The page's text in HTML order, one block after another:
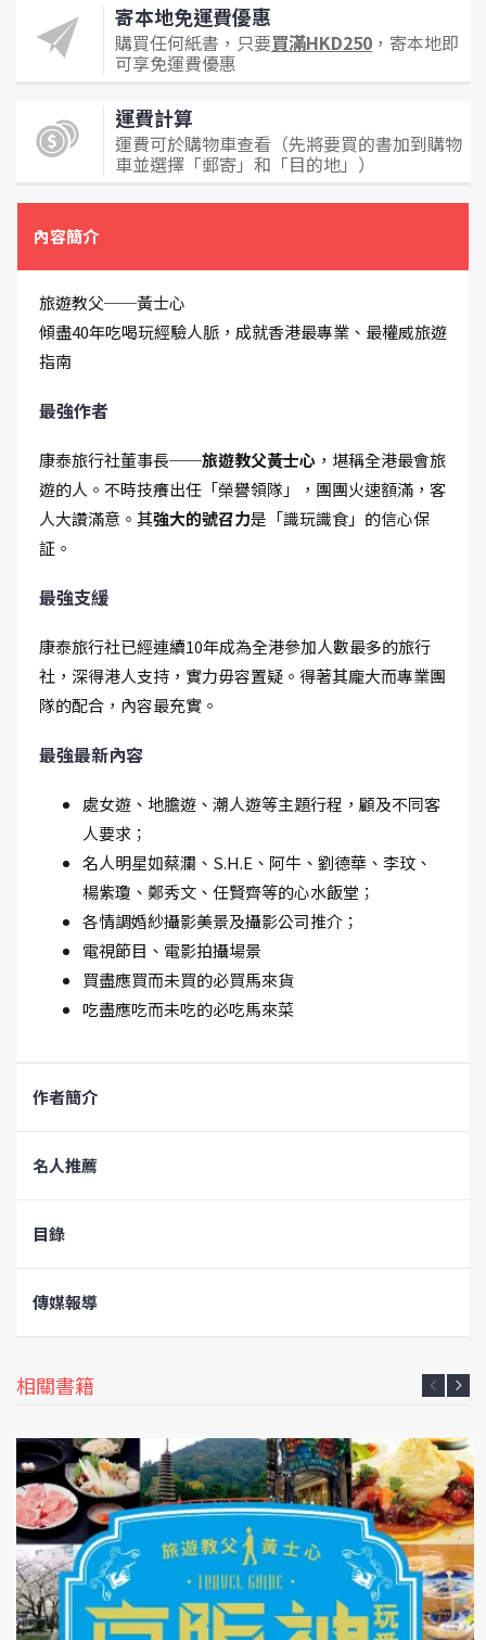
寄本地免運費優惠
購買任何紙書，只要買滿HKD250 ，寄本地即
可享免運費優惠
運費計算
運費可於購物車查看（先將要買的書加到購物
車並選擇「郵寄」和「目的地」）
內容簡介
旅遊教父──黃士心
傾盡40年吃喝玩經驗人脈，成就香港最專業、最權威旅遊
指南
最強作者
康泰旅行社董事長──旅遊教父黃士心 ，堪稱全港最會旅
遊的人。不時技癢出任「榮譽領隊」，團團火速額滿，客
人大讚滿意。其強大的號召力是「識玩識食」的信心保
証。
最強支緩
康泰旅行社已經連續10年成為全港參加人數最多的旅行
社，深得港人支持，實力毋容置疑。得著其龐大而專業團
隊的配合，內容最充實。
最強最新內容
處女遊、地膽遊、潮人遊等主題行程，顧及不同客
人要求；
名人明星如蔡瀾、S.H.E、阿牛、劉德華、李玟、
楊紫瓊、鄭秀文、任賢齊等的心水飯堂；
各情調婚紗攝影美景及攝影公司推介；
電視節目、電影拍攝場景
買盡應買而未買的必買馬來貨
吃盡應吃而未吃的必吃馬來菜
作者簡介
名人推薦
目錄
傳媒報導
相關書籍